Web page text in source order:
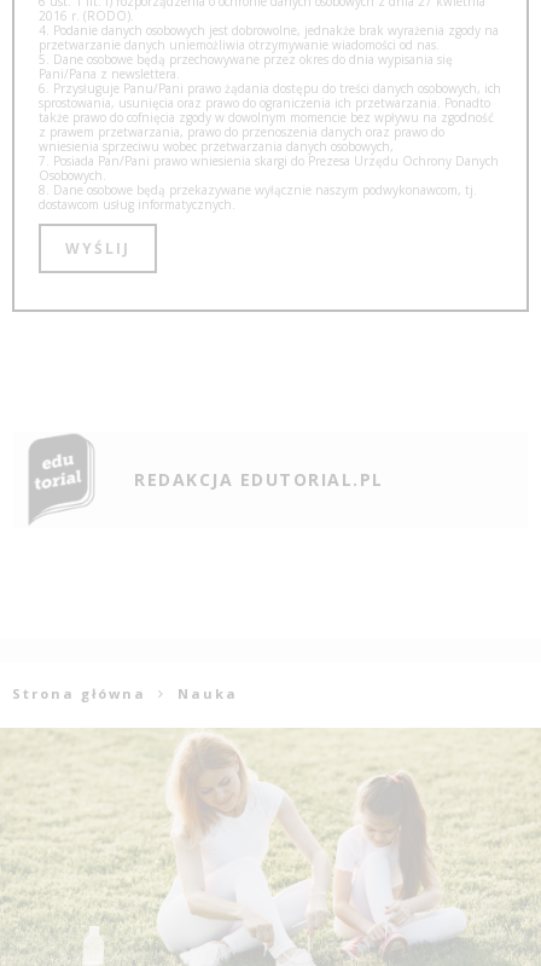
2016 r. (RODO).
4. Podanie danych osobowych jest dobrowolne, jednakże brak wyrażenia zgody na
przetwarzanie danych uniemożliwia otrzymywanie wiadomości od nas.
5. Dane osobowe będą przechowywane przez okres do dnia wypisania się
Pani/Pana z newslettera.
6. Przysługuje Panu/Pani prawo żądania dostępu do treści danych osobowych, ich
sprostowania, usunięcia oraz prawo do ograniczenia ich przetwarzania. Ponadto
także prawo do cofnięcia zgody w dowolnym momencie bez wpływu na zgodność
z prawem przetwarzania, prawo do przenoszenia danych oraz prawo do
wniesienia sprzeciwu wobec przetwarzania danych osobowych,
7. Posiada Pan/Pani prawo wniesienia skargi do Prezesa Urzędu Ochrony Danych
Osobowych.
8. Dane osobowe będą przekazywane wyłącznie naszym podwykonawcom, tj.
dostawcom usług informatycznych.
REDAKCJA EDUTORIAL.PL
Strona główna Nauka